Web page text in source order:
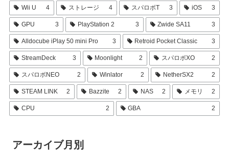
Wii U 4 ストレージ 4 スパロボT 3 iOS 3
GPU 3 PlayStation 2 3 Zwide SA11 3
Alldocube iPlay 50 mini Pro 3 Retroid Pocket Classic 3
StreamDeck 3 Moonlight 2 スパロボXO 2
スパロボNEO 2 Winlator 2 NetherSX2 2
STEAM LINK 2 Bazzite 2 NAS 2 メモリ 2
CPU 2 GBA 2
アーカイブ月別